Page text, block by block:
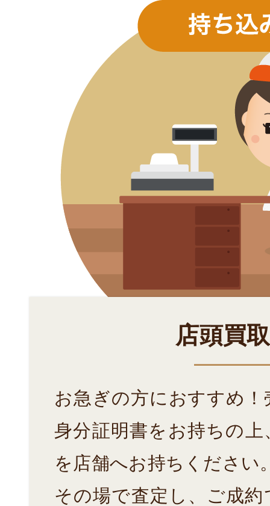
店頭買
お急ぎの方におすすめ！
身分証明書をお持ちの
を店舗へお持ちください
その場で査定し、ご成